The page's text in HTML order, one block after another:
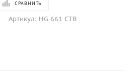
СРАВНИТЬ
Артикул: HG 661 CTB